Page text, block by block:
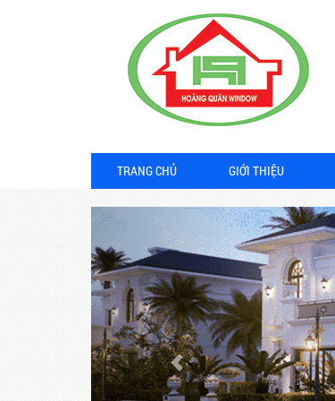
TRANG CHỦ GIỚI THIỆU